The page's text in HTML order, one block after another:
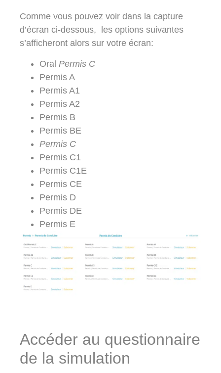
Comme vous pouvez voir dans la capture
d’écran ci-dessous, les options suivantes
s’afficheront alors sur votre écran:
Oral Permis C
Permis A
Permis A1
Permis A2
Permis B
Permis BE
Permis C
Permis C1
Permis C1E
Permis CE
Permis D
Permis DE
Permis E
Accéder au questionnaire
de la simulation